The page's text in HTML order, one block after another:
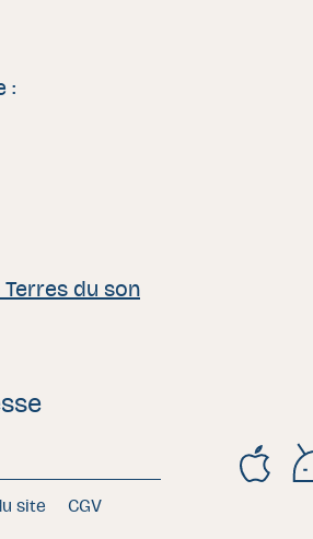
:
du son
site
CGV